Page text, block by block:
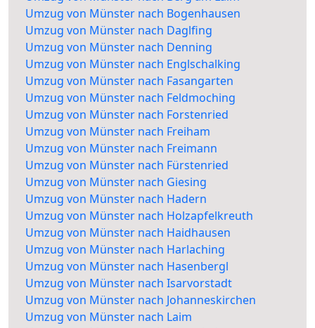
Umzug von Münster nach Bogenhausen
Umzug von Münster nach Daglfing
Umzug von Münster nach Denning
Umzug von Münster nach Englschalking
Umzug von Münster nach Fasangarten
Umzug von Münster nach Feldmoching
Umzug von Münster nach Forstenried
Umzug von Münster nach Freiham
Umzug von Münster nach Freimann
Umzug von Münster nach Fürstenried
Umzug von Münster nach Giesing
Umzug von Münster nach Hadern
Umzug von Münster nach Holzapfelkreuth
Umzug von Münster nach Haidhausen
Umzug von Münster nach Harlaching
Umzug von Münster nach Hasenbergl
Umzug von Münster nach Isarvorstadt
Umzug von Münster nach Johanneskirchen
Umzug von Münster nach Laim